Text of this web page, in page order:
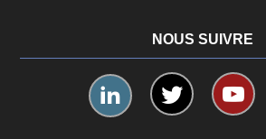
NOUS SUIVRE